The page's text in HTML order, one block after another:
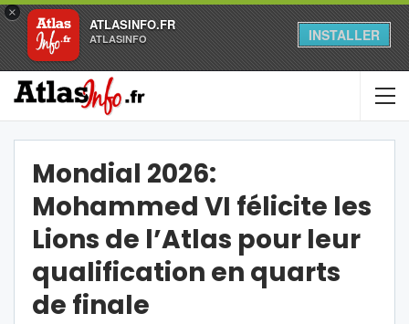
×
ATLASINFO.FR
ATLASINFO INSTALLER
Mondial 2026:
Mohammed VI félicite les
Lions de l’Atlas pour leur
qualification en quarts
de finale